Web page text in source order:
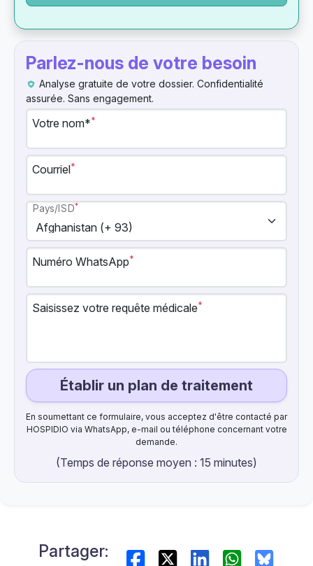
Parlez-nous de votre besoin
Analyse gratuite de votre dossier. Confidentialité
assurée. Sans engagement.
Votre nom**
Courriel*
Pays/ISD*
Numéro WhatsApp*
Saisissez votre requête médicale*
Établir un plan de traitement
En soumettant ce formulaire, vous acceptez d'être contacté par
HOSPIDIO via WhatsApp, e-mail ou téléphone concernant votre
demande.
(Temps de réponse moyen : 15 minutes)
Partager: